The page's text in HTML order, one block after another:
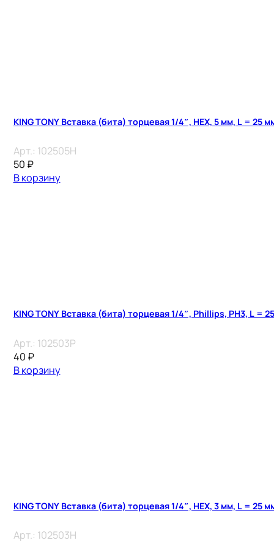
KING TONY Вставка (бита) торцевая 1/4″, HEX, 5 мм, L = 25
Арт.: 102505H
50 ₽
В корзину
KING TONY Вставка (бита) торцевая 1/4″, Phillips, PH3, L =
Арт.: 102503P
40 ₽
В корзину
KING TONY Вставка (бита) торцевая 1/4″, HEX, 3 мм, L = 25
Арт.: 102503H